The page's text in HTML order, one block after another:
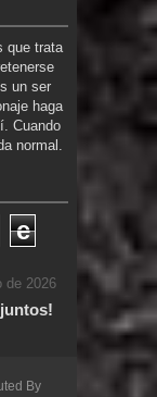
que trata
un ser
haga
Cuando
normal.
e
de 2026
By